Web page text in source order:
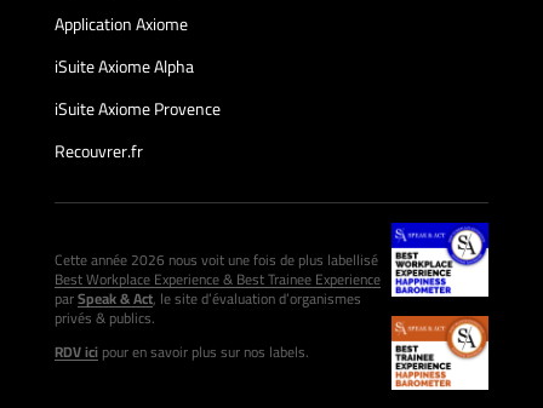
Application Axiome
iSuite Axiome Alpha
iSuite Axiome Provence
Recouvrer.fr
Cette année 2026 nous voit une fois de plus labellisé
Best Workplace Experience & Best Trainee Experience
parSpeak & Act, le site d’évaluation d’organismes
privés & publics.
RDV icipour en savoir plus sur nos labels.